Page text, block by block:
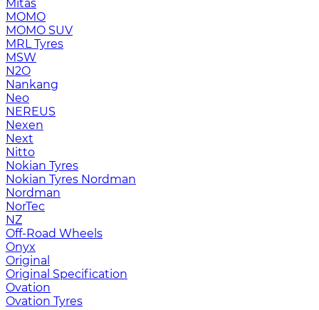
Mitas
MOMO
MOMO SUV
MRL Tyres
MSW
N2O
Nankang
Neo
NEREUS
Nexen
Next
Nitto
Nokian Tyres
Nokian Tyres Nordman
Nordman
NorTec
NZ
Off-Road Wheels
Onyx
Original
Original Specification
Ovation
Ovation Tyres